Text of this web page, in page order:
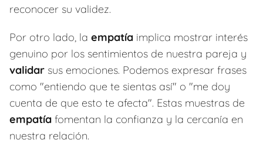
reconocer su validez.
Por otro lado, la empatía implica mostrar interés
genuino por los sentimientos de nuestra pareja y
validar sus emociones. Podemos expresar frases
como "entiendo que te sientas así" o "me doy
cuenta de que esto te afecta". Estas muestras de
empatía fomentan la confianza y la cercanía en
nuestra relación.